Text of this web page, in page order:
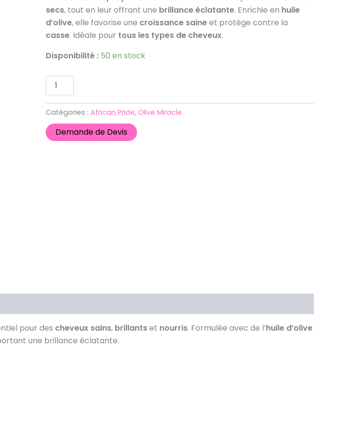
secs, tout en leur offrant une brillance éclatante. Enrichie en huile
d’olive, elle favorise une croissance saineet protège contre la
casse. Idéale pour tous les types de cheveux.
Disponibilité : 50 en stock
8oz
Catégories : African Pride, Olive Miracle
Demande de Devis
pour des cheveux sains, brillantset nourris. Formulée avec de l’huile d’olive
une brillance éclatante.